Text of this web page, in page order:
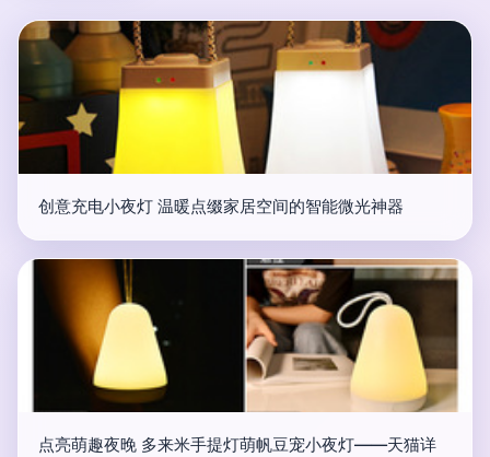
创意充电小夜灯 温暖点缀家居空间的智能微光神器
点亮萌趣夜晚 多来米手提灯萌帆豆宠小夜灯——天猫详